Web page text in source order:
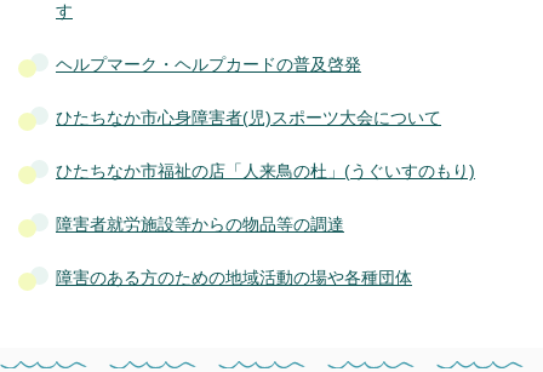
す
ヘルプマーク・ヘルプカードの普及啓発
ひたちなか市心身障害者(児)スポーツ大会について
ひたちなか市福祉の店「人来鳥の杜」(うぐいすのもり)
障害者就労施設等からの物品等の調達
障害のある方のための地域活動の場や各種団体